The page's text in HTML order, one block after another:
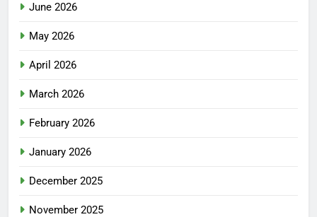
June 2026
May 2026
April 2026
March 2026
February 2026
January 2026
December 2025
November 2025